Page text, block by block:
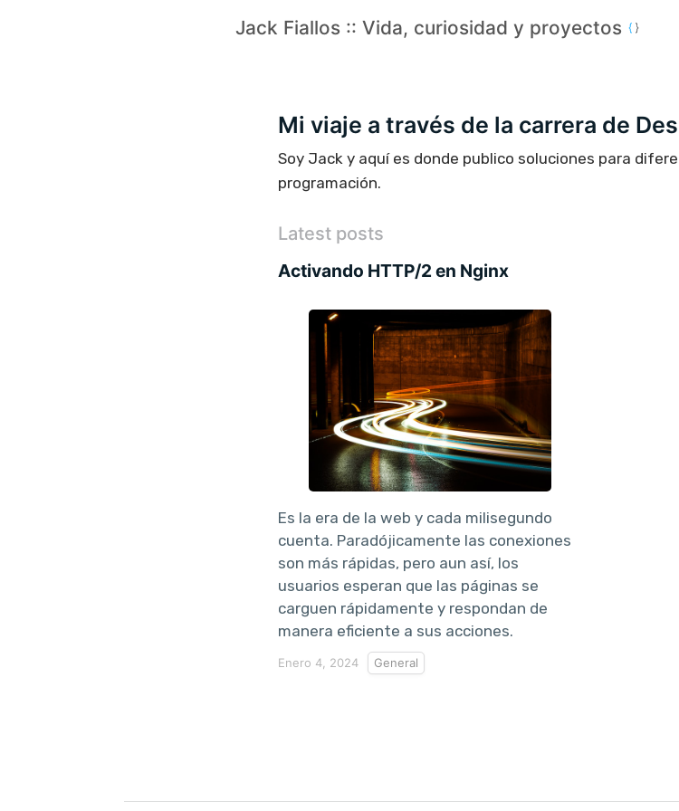
Jack Fiallos :: Vida, curiosidad y proyectos
Mi viaje a través de la carrera de
Soy Jack y aquí es donde publico soluciones para
programación.
Latest posts
Activando HTTP/2 en Nginx
Es la era de la web y cada milisegundo
cuenta. Paradójicamente las conexiones
son más rápidas, pero aun así, los
usuarios esperan que las páginas se
carguen rápidamente y respondan de
manera eficiente a sus acciones.
Enero 4, 2024 General